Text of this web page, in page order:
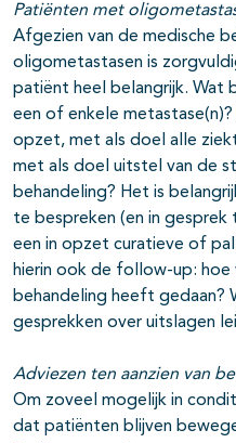
Patiënten met
Afgezien van de medische
oligometastasen is
patiënt heel belangrijk. Wat
een of enkele
opzet, met als doel alle
met als doel uitstel van de
behandeling? Het is
te bespreken (en in gesprek
een in opzet curatieve of
hierin ook de follow-up:
behandeling heeft gedaan?
gesprekken over uitslagen
Adviezen ten aanzien van
Om zoveel mogelijk in
dat patiënten blijven